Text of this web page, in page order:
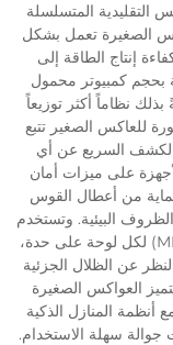
المتسلسلة
الصغيرة تعمل بشكل
إنتاج الطاقة إلى
بحجم كمبيوتر محمول
نظاماً أكثر توزيعاً
للعاكس الصغير تتبع
السريع عن أي
على ميزات أمان
من أعطال القوس
البيئية. وتستخدم
هذه التقنية تقنية تتبع نقطة القدرة القصوى (MPPT) لكل لوحة على حدة،
عن الظلال الجزئية
تتميز العواكس الصغيرة
أنظمة المنازل الذكية
جوالة سهلة الاستخدام.